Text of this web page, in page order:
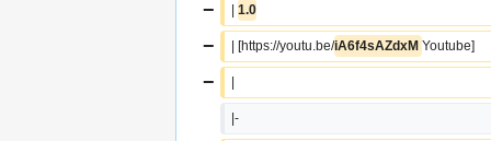
− | 1.0
− | [https://youtu.be/iA6f4sAZdxM Youtube]
− |
|-